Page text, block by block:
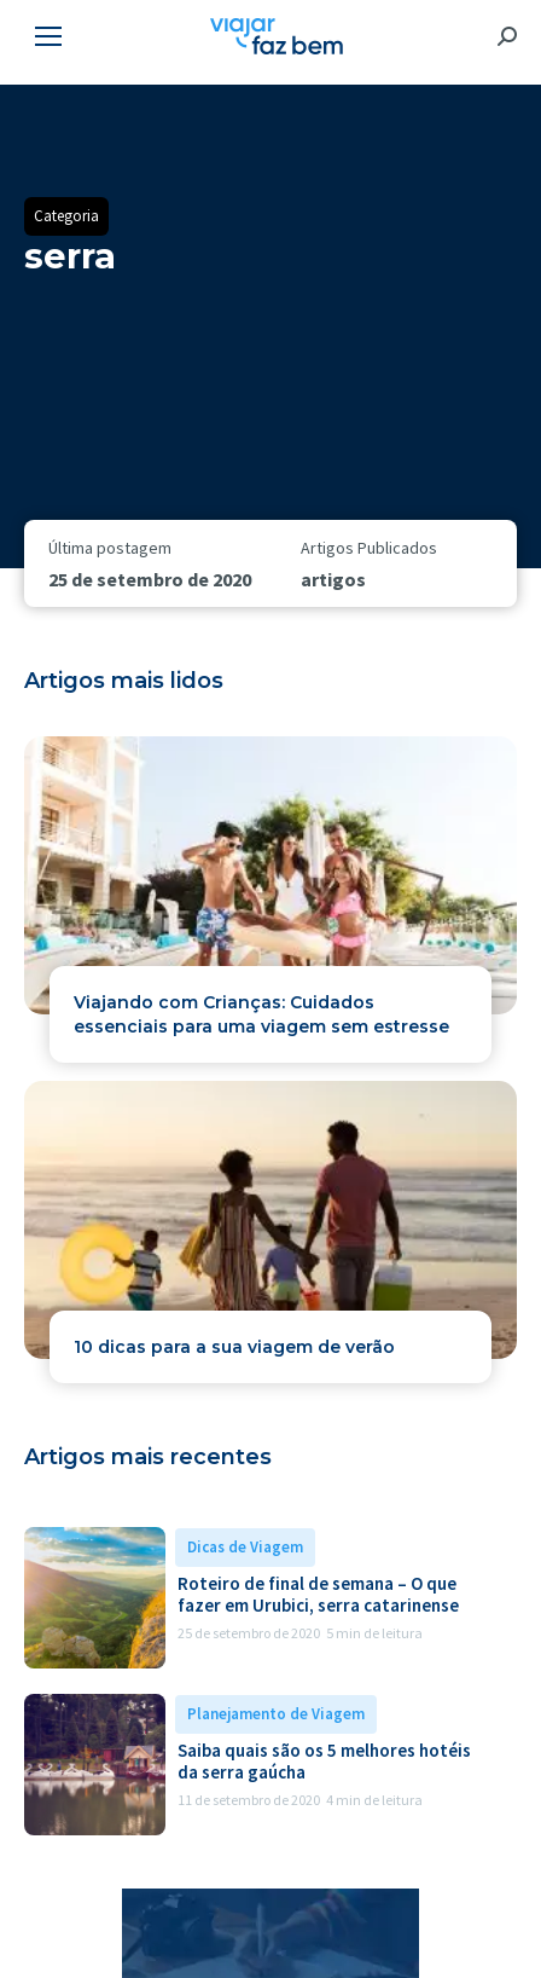
Categoria
serra
Última postagem
25 de setembro de 2020
Artigos Publicados
artigos
Artigos mais lidos
Viajando com Crianças: Cuidados
essenciais para uma viagem sem estresse
10 dicas para a sua viagem de verão
Artigos mais recentes
Dicas de Viagem
Roteiro de final de semana – O que
fazer em Urubici, serra catarinense
25 de setembro de 2020 5 min de leitura
Planejamento de Viagem
Saiba quais são os 5 melhores hotéis
da serra gaúcha
11 de setembro de 2020 4 min de leitura